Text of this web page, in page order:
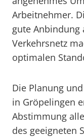
Arbeitnehmer.
gute
Verkehrsnetz
optimalen
Die Planung
in Gröpelingen
Abstimmung
des geeigneten